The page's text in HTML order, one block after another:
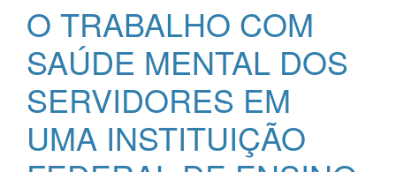
O TRABALHO COM
SAÚDE MENTAL DOS
SERVIDORES EM
UMA INSTITUIÇÃO